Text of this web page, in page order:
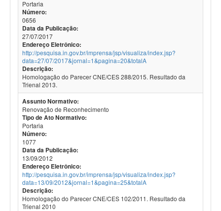
Portaria
Número:
0656
Data da Publicação:
27/07/2017
Endereço Eletrônico:
http://pesquisa.in.gov.br/imprensa/jsp/visualiza/index.jsp?
data=27/07/2017&jornal=1&pagina=20&totalA
Descrição:
Homologação do Parecer CNE/CES 288/2015. Resultado da
Trienal 2013.
Assunto Normativo:
Renovação de Reconhecimento
Tipo de Ato Normativo:
Portaria
Número:
1077
Data da Publicação:
13/09/2012
Endereço Eletrônico:
http://pesquisa.in.gov.br/imprensa/jsp/visualiza/index.jsp?
data=13/09/2012&jornal=1&pagina=25&totalA
Descrição:
Homologação do Parecer CNE/CES 102/2011. Resultado da
Trienal 2010